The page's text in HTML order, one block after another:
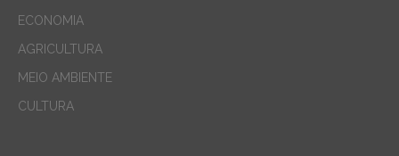
ECONOMIA
AGRICULTURA
MEIO AMBIENTE
CULTURA